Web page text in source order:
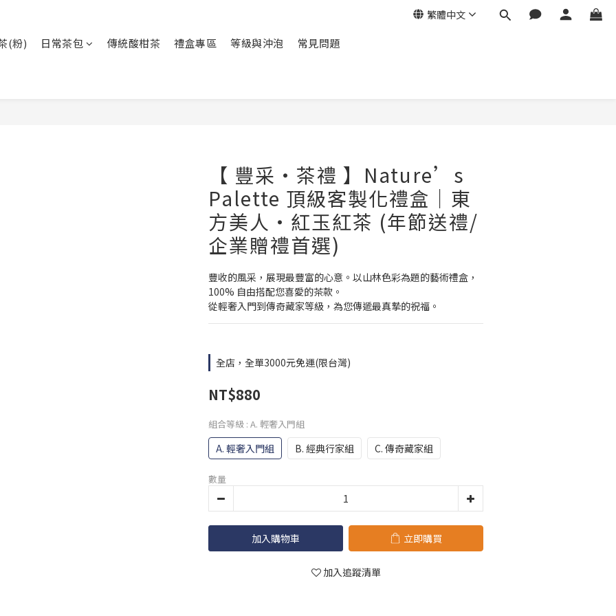
繁體中文
(粉) 日常茶包 傳統酸柑茶 禮盒專區 等級與沖泡 常見問題
【 豐采・茶禮 】Nature’s
Palette 頂級客製化禮盒｜東
方美人・紅玉紅茶 (年節送禮/
企業贈禮首選)
豐收的風采，展現最豐富的心意。以山林色彩為題的藝術禮盒，
100% 自由搭配您喜愛的茶款。
從輕奢入門到傳奇藏家等級，為您傳遞最真摯的祝福。
全店，全單3000元免運(限台灣)
NT$880
組合等級 : A. 輕奢入門組
A. 輕奢入門組 B. 經典行家組 C. 傳奇藏家組
數量
加入購物車 立即購買
加入追蹤清單